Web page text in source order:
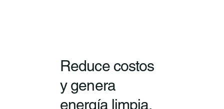
Reduce costos
y genera
energía limpia.